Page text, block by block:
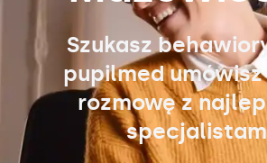
Szukasz
pupilmed
rozmowę z